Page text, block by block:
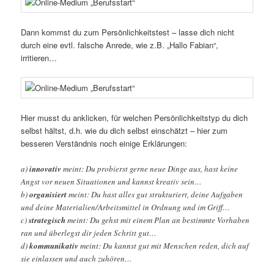
Dann kommst du zum Persönlichkeitstest – lasse dich nicht
durch eine evtl. falsche Anrede, wie z.B. „Hallo Fabian“,
irritieren…
Hier musst du anklicken, für welchen Persönlichkeitstyp du dich
selbst hältst, d.h. wie du dich selbst einschätzt – hier zum
besseren Verständnis noch einige Erklärungen:
a)innovativmeint: Du probierst gerne neue Dinge aus, hast keine
Angst vor neuen Situationen und kannst kreativ sein…
b)organisiertmeint: Du hast alles gut strukturiert, deine Aufgaben
und deine Materialien/Arbeitsmittel in Ordnung und im Griff…
c)strategischmeint: Du gehst mit einem Plan an bestimmte Vorhaben
ran und überlegst dir jeden Schritt gut…
d)kommunikativmeint: Du kannst gut mit Menschen reden, dich auf
sie einlassen und auch zuhören…